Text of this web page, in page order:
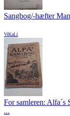
Sangbog/-hæfter
ViKaLi
For samleren: Alfa´s
...